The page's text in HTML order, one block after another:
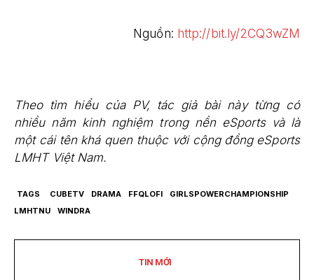
Nguồn: http://bit.ly/2CQ3wZM
Theo tìm hiểu của PV, tác giả bài này từng có
nhiều năm kinh nghiệm trong nền eSports và là
một cái tên khá quen thuộc với cộng đồng eSports
LMHT Việt Nam.
TAGS CUBETV DRAMA FFQLOFI
GIRLSPOWERCHAMPIONSHIP
LMHTNU
WINDRA
TIN MỚI